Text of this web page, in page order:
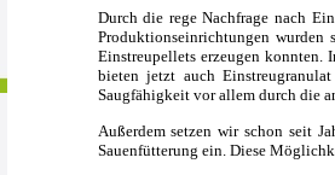
Durch die rege Nachfrage nach
Produktionseinrichtungen wurden
Einstreupellets erzeugen konnten.
bieten jetzt auch
Saugfähigkeit vor allem durch die
Außerdem setzen wir schon seit
Sauenfütterung ein. Diese